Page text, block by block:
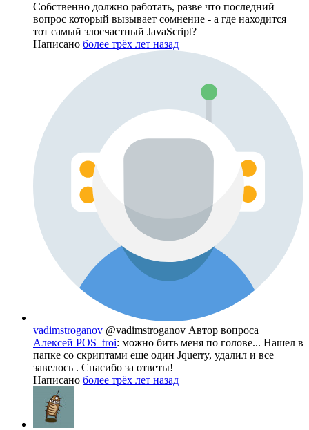
Собственно должно работать, разве что последний
вопрос который вызывает сомнение - а где находится
тот самый злосчастный JavaScript?
Написано более трёх лет назад
vadimstroganov @vadimstroganov Автор вопроса
Алексей POS_troi: можно бить меня по голове... Нашел в
папке со скриптами еще один Jquerry, удалил и все
завелось . Спасибо за ответы!
Написано более трёх лет назад